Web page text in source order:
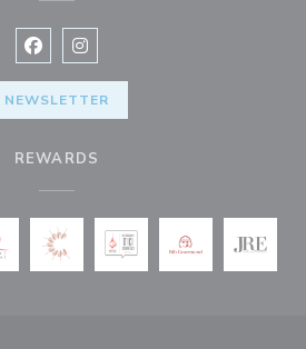
Facebook ((opens in a new
Instagram ((opens in a new
NEWSLETTER
REWARDS